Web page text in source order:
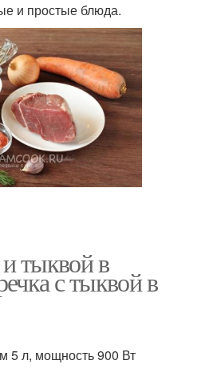
и простые блюда.
тыквой в
с тыквой в
5 л, мощность 900 Вт